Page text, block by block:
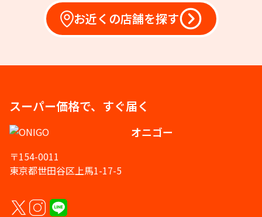
お近くの店舗を探す
スーパー価格で、すぐ届く
オニゴー
〒154-0011
東京都世田谷区上馬1-17-5